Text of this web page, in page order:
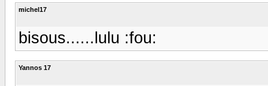
michel17
bisous......lulu :fou:
Yannos 17